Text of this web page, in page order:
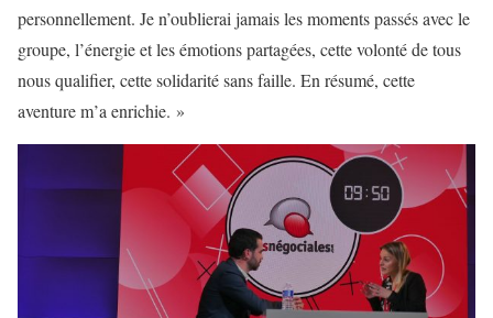
personnellement. Je n’oublierai jamais les moments passés avec le
groupe, l’énergie et les émotions partagées, cette volonté de tous
nous qualifier, cette solidarité sans faille. En résumé, cette
aventure m’a enrichie. »